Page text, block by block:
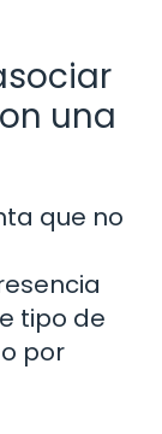
una
que no
tipo de
por